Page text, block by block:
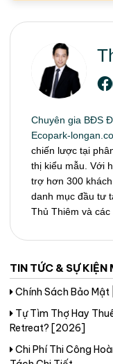
Chuyên gia BĐS
Ecopark-
chiến lược tại
thị kiểu mẫu. Với
trợ hơn 300
danh mục đầu tư
Thủ Thiêm và
TIN TỨC & SỰ KIỆN
Chính Sách Bảo
Tự Tìm Thợ Hay
Retreat? [2026]
Chi Phí Thi Công